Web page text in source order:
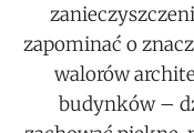
zapominać o
walorów
budynków –